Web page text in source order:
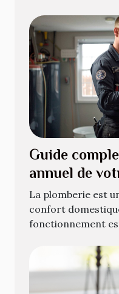
Guide
annuel de
plomberie
La plomberie est
confort
fonctionnement